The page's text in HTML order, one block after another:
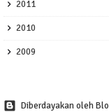
2011
2010
2009
Diberdayakan oleh